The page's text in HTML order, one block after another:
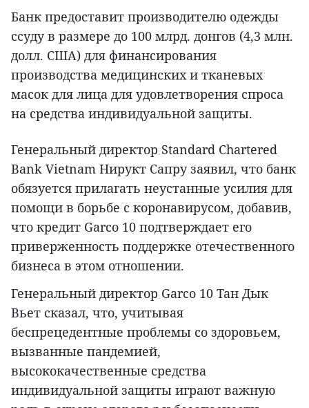
Банк предоставит производителю одежды
ссуду в размере до 100 млрд. донгов (4,3 млн.
долл. США) для финансирования
производства медицинских и тканевых
масок для лица для удовлетворения спроса
на средства индивидуальной защиты.
Генеральный директор Standard Chartered
Bank Vietnam Нирукт Сапру заявил, что банк
обязуется прилагать неустанные усилия для
помощи в борьбе с коронавирусом, добавив,
что кредит Garco 10 подтверждает его
приверженность поддержке отечественного
бизнеса в этом отношении.
Генеральный директор Garco 10 Тан Дык
Вьет сказал, что, учитывая
беспрецедентные проблемы со здоровьем,
вызванные пандемией,
высококачественные средства
индивидуальной защиты играют важную